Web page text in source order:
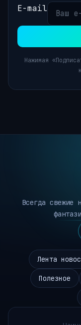
E-mail
Нажимая
Всегда свежие
Лента
Полезное